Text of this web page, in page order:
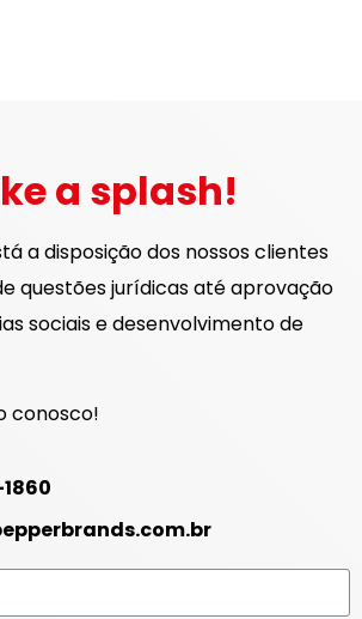
a splash!
a disposição dos nossos clientes
questões jurídicas até aprovação
sociais e desenvolvimento de
conosco!